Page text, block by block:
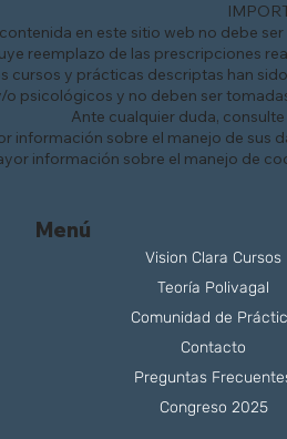
en este sitio web no debe
reemplazo de las prescripciones
cursos y prácticas descriptas han
o psicológicos y no deben ser
Ante cualquier duda,
información sobre el manejo de sus
información sobre el manejo de
Menú
Vision Clara Cursos
Teoría Polivagal
Comunidad de
Contacto
Preguntas
Congreso 2025